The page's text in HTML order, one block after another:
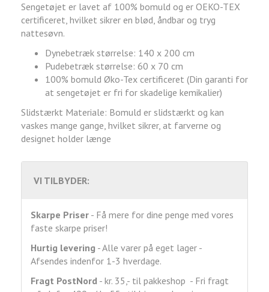
Sengetøjet er lavet af 100% bomuld og er OEKO-TEX
certificeret, hvilket sikrer en blød, åndbar og tryg
nattesøvn.
Dynebetræk størrelse: 140 x 200 cm
Pudebetræk størrelse: 60 x 70 cm
100% bomuld Øko-Tex certificeret (Din garanti for
at sengetøjet er fri for skadelige kemikalier)
Slidstærkt Materiale: Bomuld er slidstærkt og kan
vaskes mange gange, hvilket sikrer, at farverne og
designet holder længe
VI TILBYDER:
Skarpe Priser - Få mere for dine penge med vores
faste skarpe priser!
Hurtig levering - Alle varer på eget lager -
Afsendes indenfor 1-3 hverdage.
Fragt PostNord - kr. 35,- til pakkeshop - Fri fragt